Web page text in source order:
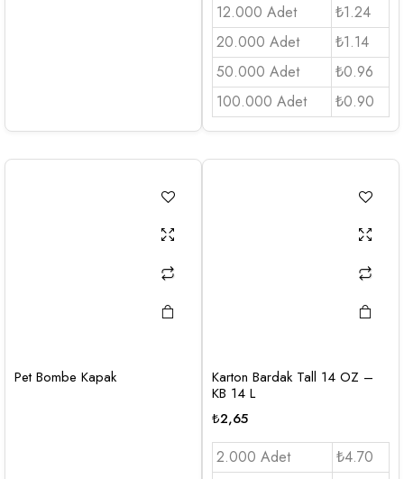
12.000 Adet
₺1.24
20.000 Adet
₺1.14
50.000 Adet
₺0.96
100.000 Adet
₺0.90
Pet Bombe Kapak
Karton Bardak Tall 14 OZ –
KB 14 L
₺2,65
2.000 Adet
₺4.70